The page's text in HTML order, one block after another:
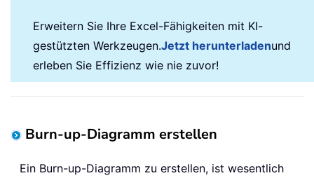
Erweitern Sie Ihre Excel-Fähigkeiten mit KI-
gestützten Werkzeugen.Jetzt herunterladenund
erleben Sie Effizienz wie nie zuvor!
Burn-up-Diagramm erstellen
Ein Burn-up-Diagramm zu erstellen, ist wesentlich